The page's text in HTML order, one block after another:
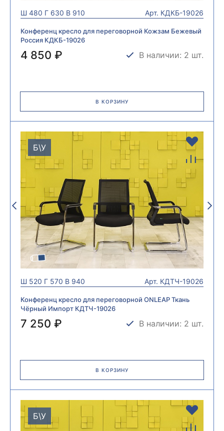
Ш 480 Г 630 В 910 Арт. КДКБ-19026
Конференц кресло для переговорной Кожзам Бежевый
Россия КДКБ-19026
4 850 ₽ В наличии: 2 шт.
В КОРЗИНУ
Б\У
Ш 520 Г 570 В 940 Арт. КДТЧ-19026
Конференц кресло для переговорной ONLEAP Ткань
Чёрный Импорт КДТЧ-19026
7 250 ₽ В наличии: 2 шт.
В КОРЗИНУ
Б\У